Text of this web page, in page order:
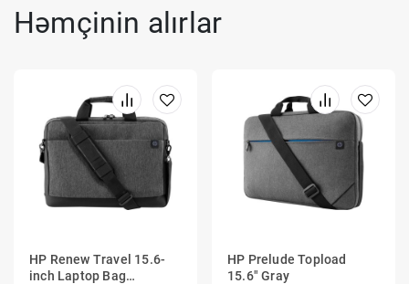
Həmçinin alırlar
HP Renew Travel 15.6-
inch Laptop Bag
HP Prelude Topload
15.6" Gray